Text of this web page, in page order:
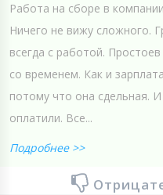
Работа на сборе в
Ничего не вижу сложного.
всегда с работой.
со временем. Как и
потому что она сдельная.
оплатили. Все...
Подробнее >>